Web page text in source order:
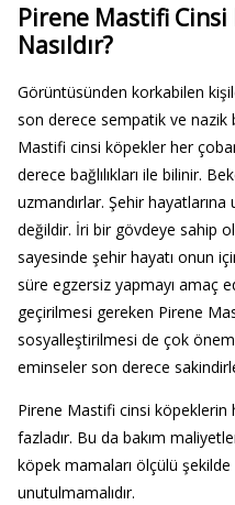
Pirene Mastifi Cinsi
Nasıldır?
Görüntüsünden korkabilen
son derece sempatik ve nazik
Mastifi cinsi köpekler her
derece bağlılıkları ile bilinir.
uzmandırlar. Şehir
değildir. İri bir gövdeye sahip
sayesinde şehir hayatı onun
süre egzersiz yapmayı amaç
geçirilmesi gereken Pirene
sosyalleştirilmesi de çok
eminseler son derece
Pirene Mastifi cinsi köpeklerin
fazladır. Bu da bakım
köpek mamaları ölçülü şekilde
unutulmamalıdır.